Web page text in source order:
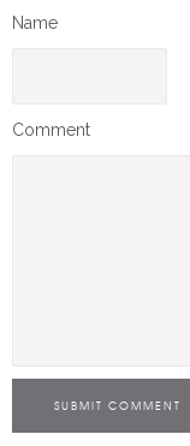
Name
Comment
SUBMIT COMMENT